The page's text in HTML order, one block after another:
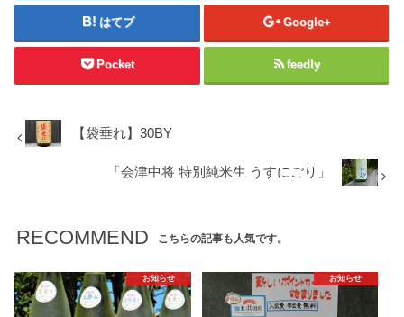
はてブ Google+
Pocket feedly
【袋垂れ】30BY
「会津中将 特別純米生 うすにごり」
RECOMMEND こちらの記事も人気です。
お知らせ お知らせ